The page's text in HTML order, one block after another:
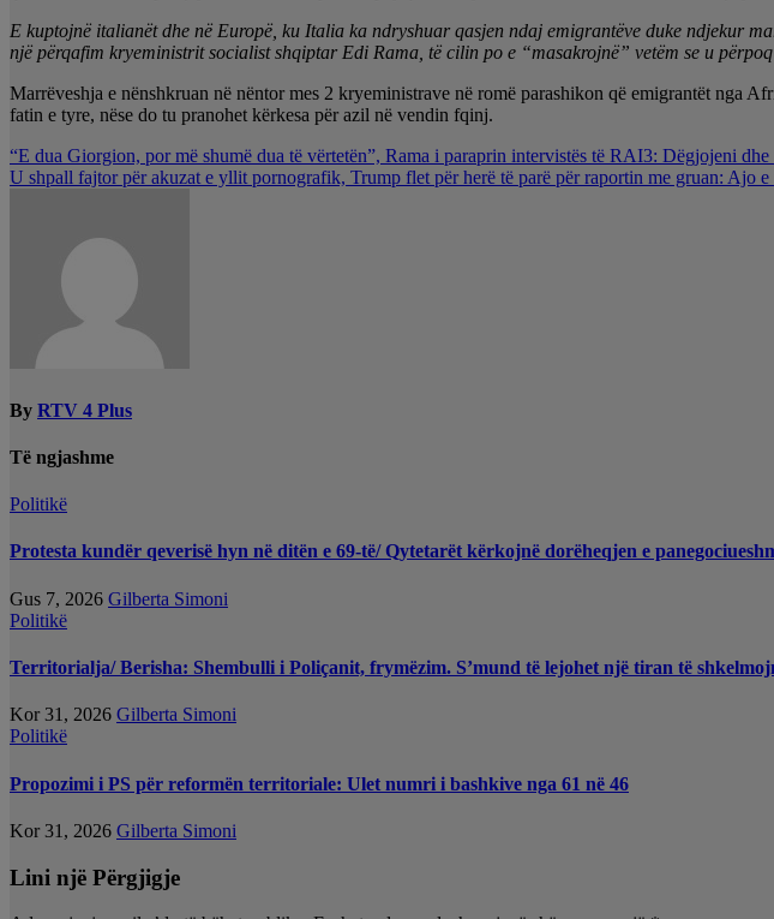
E kuptojnë italianët dhe në Europë, ku Italia ka ndryshuar qasjen ndaj emigrantëve duke ndjekur
një përqafim kryeministrit socialist shqiptar Edi Rama, të cilin po e “masakrojnë” vetëm se u
Marrëveshja e nënshkruan në nëntor mes 2 kryeministrave në romë parashikon që emigrantët nga
fatin e tyre, nëse do tu pranohet kërkesa për azil në vendin fqinj.
Lëvizje
te
“E dua Giorgion, por më shumë dua të vërtetën”, Rama i paraprin intervistës të RAI3: Dëgjojeni
U shpall fajtor për akuzat e yllit pornografik, Trump flet për herë të parë për raportin me gruan: Ajo e
By RTV 4 Plus
Të ngjashme
Politikë
Protesta kundër qeverisë hyn në ditën e 69-të/ Qytetarët kërkojnë dorëheqjen e
Gus 7, 2026 Gilberta Simoni
Politikë
Territorialja/ Berisha: Shembulli i Poliçanit, frymëzim. S’mund të lejohet një tiran të
Kor 31, 2026 Gilberta Simoni
Politikë
Propozimi i PS për reformën territoriale: Ulet numri i bashkive nga 61 në 46
Kor 31, 2026 Gilberta Simoni
Lini një Përgjigje